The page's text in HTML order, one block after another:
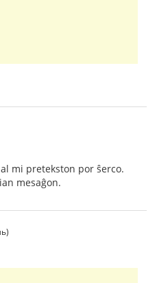
mi pretekston por ŝerco.
mesaĝon.